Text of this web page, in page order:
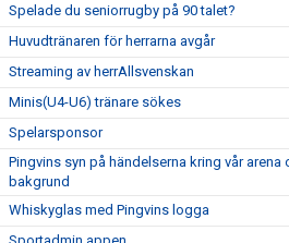
Spelade du seniorrugby på 90 talet?
Huvudtränaren för herrarna avgår
Streaming av herrAllsvenskan
Minis(U4-U6) tränare sökes
Spelarsponsor
Pingvins syn på händelserna kring vår arena
bakgrund
Whiskyglas med Pingvins logga